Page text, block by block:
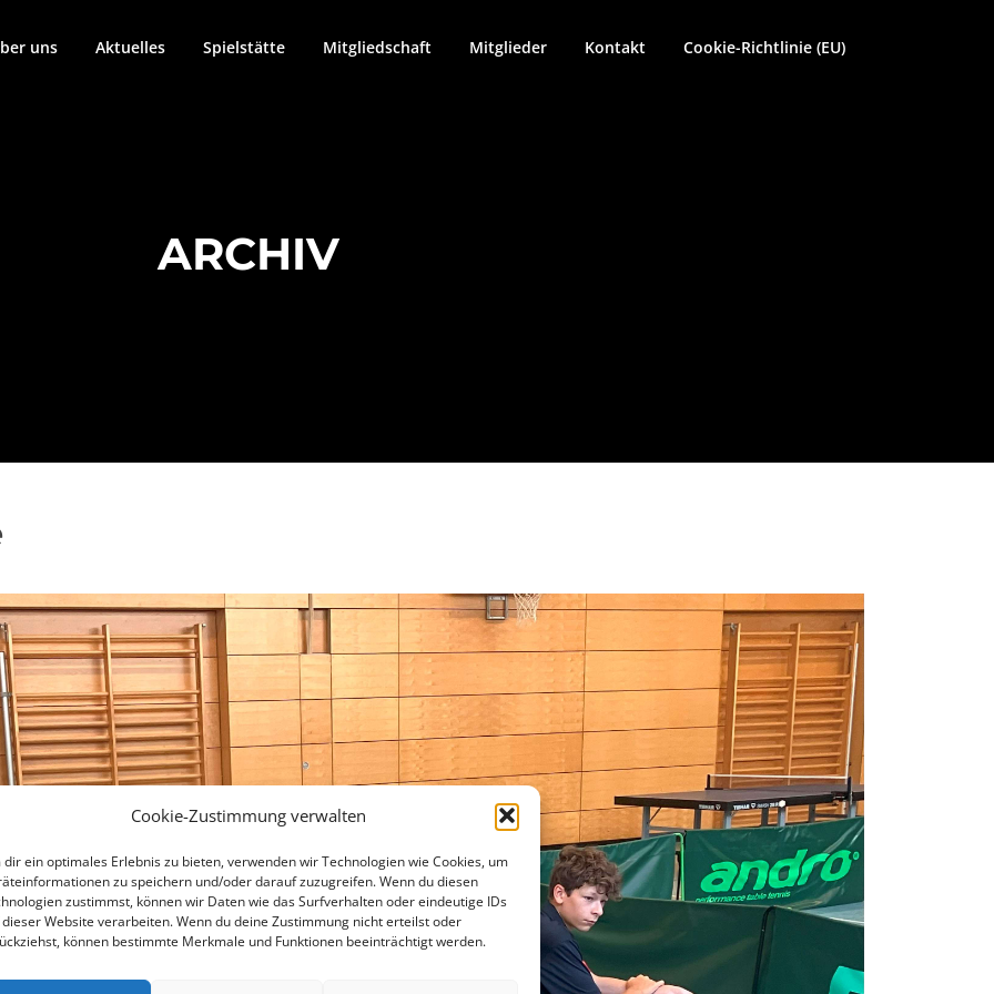
Cookie-Zustimmung verwalten
dir ein optimales Erlebnis zu bieten, verwenden wir Technologien wie Cookies, um
zu speichern und/oder darauf zuzugreifen. Wenn du diesen
zustimmst, können wir Daten wie das Surfverhalten oder eindeutige IDs
Website verarbeiten. Wenn du deine Zustimmung nicht erteilst oder
können bestimmte Merkmale und Funktionen beeinträchtigt werden.
uns Aktuelles Spielstätte Mitgliedschaft Mitglieder Kontakt Cookie-Richtlinie (EU)
ARCHIV